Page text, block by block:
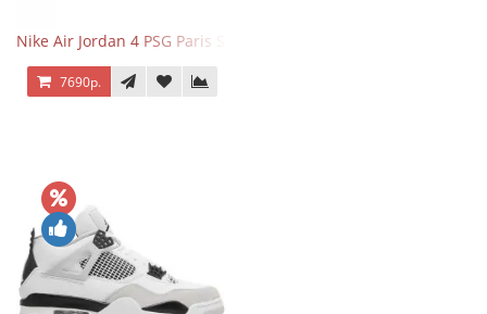
Nike Air Jordan 4 PSG Paris Saint Germain
7690р.